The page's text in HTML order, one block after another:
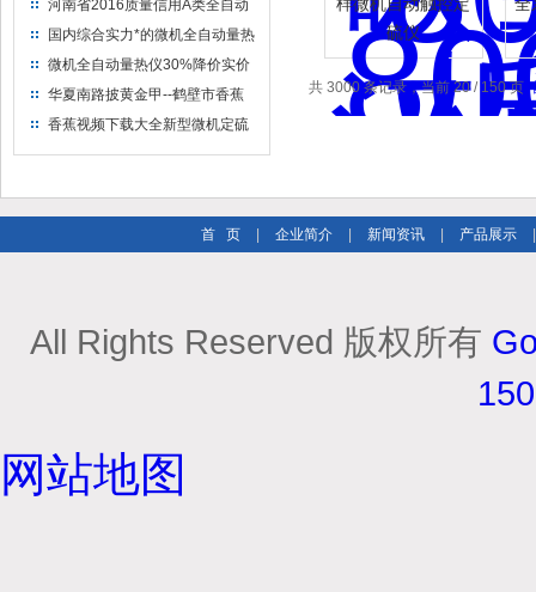
河南省2016质量信用A类全自动
量热仪
国内综合实力*的微机全自动量热
仪制造企业
微机全自动量热仪30%降价实价
出售
华夏南路披黄金甲--鹤壁市香蕉
视频下载大全仪器仪表有限公司
香蕉视频下载大全新型微机定硫
硫仪
共 3000 条记录，当前 20 / 150 页
首 页 企业简介 新闻资讯 产品展示
All Rights Reserved 版权所有
网站地图